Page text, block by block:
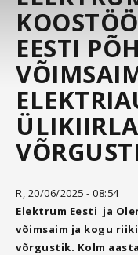
EESTI
R, 20/06/2025 - 08:54
Elektrum Eesti ja
võimsaim ja kogu
võrgustik. Kolm